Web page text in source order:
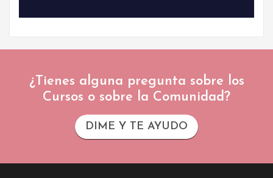
¿Tienes alguna pregunta sobre los
Cursos o sobre la Comunidad?
DIME Y TE AYUDO